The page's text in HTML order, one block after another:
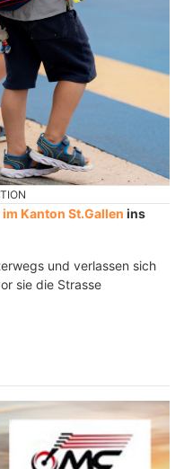
Kanton St.Gallen ins
und verlassen sich
sie die Strasse